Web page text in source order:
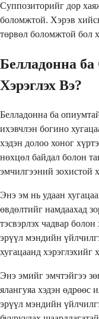
Суппозиторийг дор
боломжтой. Хэрэв
төрвөл боломжтой бол
Белладонна
Хэрэглэх Вэ?
Белладонна ба
ихэвчлэн богино
хэдэн долоо хоног
нөхцөл байдал болон
эмчилгээний зохистой
Энэ эм нь удаан
өвдөлтийг намдаахад
тэсвэрлэх чадвар
эрүүл мэндийн
хугацаанд хэрэглэхийг
Энэ эмийг эмчтэйгээ
ялангуяа хэдэн өдрөөс
эрүүл мэндийн